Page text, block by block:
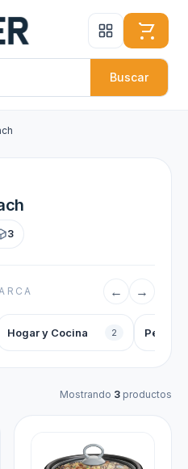
Buscar
3
← →
Hogar y Cocina 2
Mostrando 3 productos